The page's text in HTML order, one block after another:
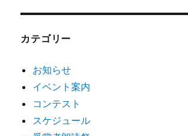
カテゴリー
お知らせ
イベント案内
コンテスト
スケジュール